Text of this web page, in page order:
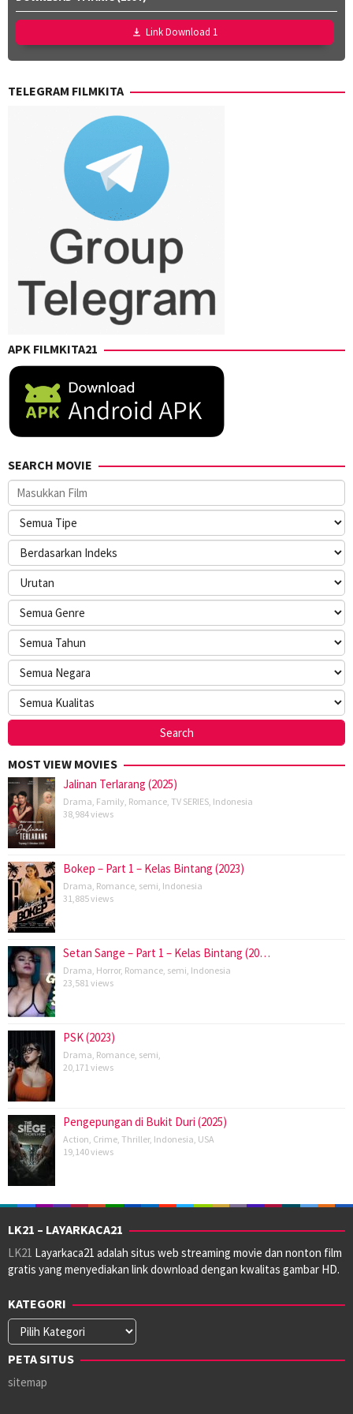
Link Download 1
TELEGRAM FILMKITA
APK FILMKITA21
SEARCH MOVIE
MOST VIEW MOVIES
Jalinan Terlarang (2025)
Drama Family Romance TV SERIES Indonesia
38,984 views
Bokep – Part 1 – Kelas Bintang (2023)
Drama Romance semi Indonesia
31,885 views
Setan Sange – Part 1 – Kelas Bintang (20…
Drama Horror, Romance semi Indonesia
23,581 views
PSK (2023)
Drama Romance semi
20,171 views
Pengepungan di Bukit Duri (2025)
Action Crime Thriller, Indonesia USA
19,140 views
LK21 – LAYARKACA21
LK21 Layarkaca21 adalah situs web streaming movie dan nonton film
gratis yang menyediakan link download dengan kwalitas gambar HD.
KATEGORI
Kategori
PETA SITUS
sitemap